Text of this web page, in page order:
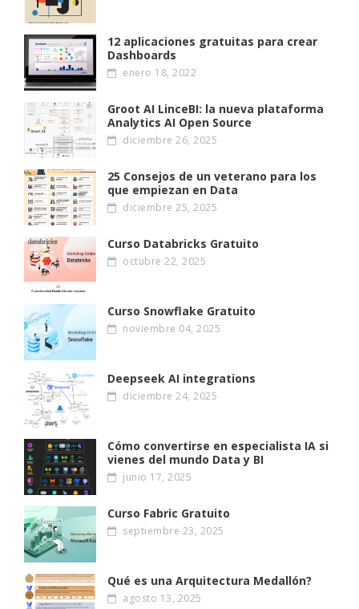
12 aplicaciones gratuitas para crear
Dashboards
enero 18, 2022
Groot AI LinceBI: la nueva plataforma
Analytics AI Open Source
diciembre 26, 2025
25 Consejos de un veterano para los
que empiezan en Data
diciembre 25, 2025
Curso Databricks Gratuito
octubre 22, 2025
Curso Snowflake Gratuito
noviembre 04, 2025
Deepseek AI integrations
diciembre 24, 2025
Cómo convertirse en especialista IA si
vienes del mundo Data y BI
junio 17, 2025
Curso Fabric Gratuito
septiembre 23, 2025
Qué es una Arquitectura Medallón?
agosto 13, 2025